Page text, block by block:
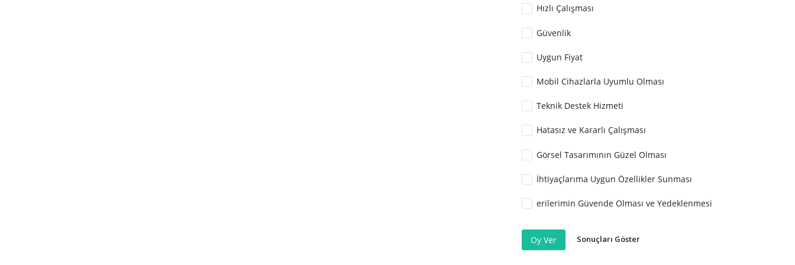
Hızlı Çalışması
Güvenlik
Uygun Fiyat
Mobil Cihazlarla Uyumlu Olması
Teknik Destek Hizmeti
Hatasız ve Kararlı Çalışması
Görsel Tasarımının Güzel Olması
İhtiyaçlarıma Uygun Özellikler Sunması
erilerimin Güvende Olması ve Yedeklenmesi
Oy Ver Sonuçları Göster